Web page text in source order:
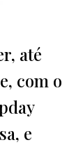
até
com o
e